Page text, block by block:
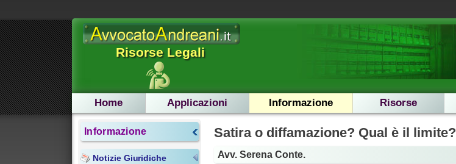
Risorse Legali
Home Applicazioni Informazione Risorse
Informazione
Notizie Giuridiche
Satira o diffamazione? Qual è il limite?
Avv. Serena Conte.